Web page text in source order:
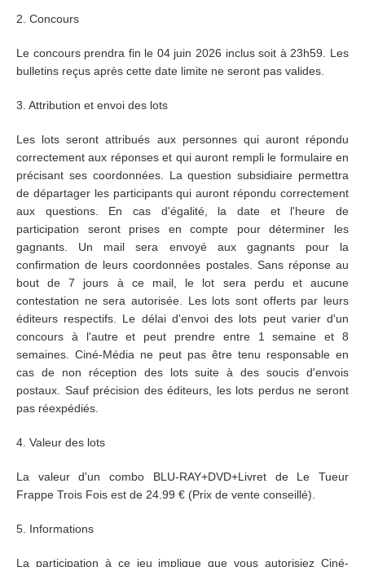
2. Concours
Le concours prendra fin le 04 juin 2026 inclus soit à 23h59. Les
bulletins reçus après cette date limite ne seront pas valides.
3. Attribution et envoi des lots
Les lots seront attribués aux personnes qui auront répondu
correctement aux réponses et qui auront rempli le formulaire en
précisant ses coordonnées. La question subsidiaire permettra
de départager les participants qui auront répondu correctement
aux questions. En cas d'égalité, la date et l'heure de
participation seront prises en compte pour déterminer les
gagnants. Un mail sera envoyé aux gagnants pour la
confirmation de leurs coordonnées postales. Sans réponse au
bout de 7 jours à ce mail, le lot sera perdu et aucune
contestation ne sera autorisée. Les lots sont offerts par leurs
éditeurs respectifs. Le délai d'envoi des lots peut varier d'un
concours à l'autre et peut prendre entre 1 semaine et 8
semaines. Ciné-Média ne peut pas être tenu responsable en
cas de non réception des lots suite à des soucis d'envois
postaux. Sauf précision des éditeurs, les lots perdus ne seront
pas réexpédiés.
4. Valeur des lots
La valeur d'un combo BLU-RAY+DVD+Livret de Le Tueur
Frappe Trois Fois est de 24.99 € (Prix de vente conseillé).
5. Informations
La participation à ce jeu implique que vous autorisiez Ciné-